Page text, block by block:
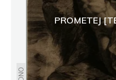
PROMETEJ